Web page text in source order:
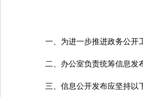
一、为进一步推进政务公开工
二、办公室负责统筹信息发布
三、信息公开发布应坚持以